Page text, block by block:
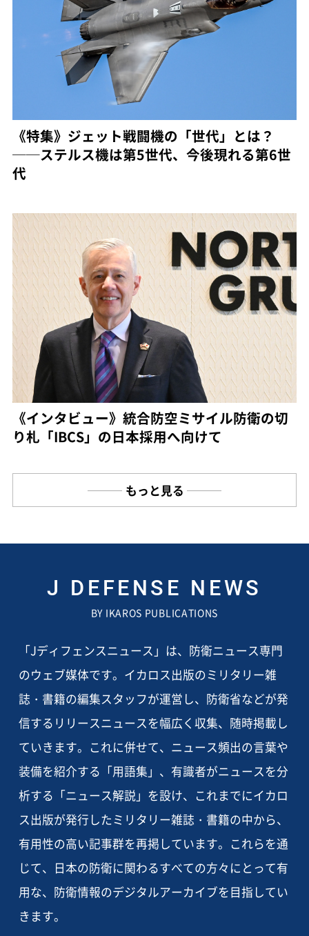
《特集》ジェット戦闘機の「世代」とは？
──ステルス機は第5世代、今後現れる第6世
代
《インタビュー》統合防空ミサイル防衛の切
り札「IBCS」の日本採用へ向けて
もっと見る
J DEFENSE NEWS
BY IKAROS PUBLICATIONS
「Jディフェンスニュース」は、防衛ニュース専門
のウェブ媒体です。イカロス出版のミリタリー雑
誌・書籍の編集スタッフが運営し、防衛省などが発
信するリリースニュースを幅広く収集、随時掲載し
ていきます。これに併せて、ニュース頻出の言葉や
装備を紹介する「用語集」、有識者がニュースを分
析する「ニュース解説」を設け、これまでにイカロ
ス出版が発行したミリタリー雑誌・書籍の中から、
有用性の高い記事群を再掲しています。これらを通
じて、日本の防衛に関わるすべての方々にとって有
用な、防衛情報のデジタルアーカイブを目指してい
きます。